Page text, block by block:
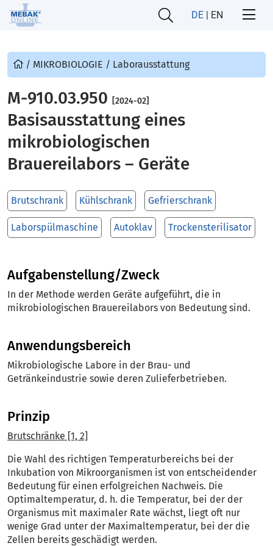
DE | EN
/ MIKROBIOLOGIE / Laborausstattung
M-910.03.950 [2024-02]
Basisausstattung eines
mikrobiologischen
Brauereilabors – Geräte
Brutschrank Kühlschrank Gefrierschrank
Laborspülmaschine Autoklav Trockensterilisator
Aufgabenstellung/Zweck
In der Methode werden Geräte aufgeführt, die in
mikrobiologischen Brauereilabors von Bedeutung sind.
Anwendungsbereich
Mikrobiologische Labore in der Brau- und
Getränkeindustrie sowie deren Zulieferbetrieben.
Prinzip
Brutschränke [1, 2]
Die Wahl des richtigen Temperaturbereichs bei der
Inkubation von Mikroorganismen ist von entscheidender
Bedeutung für einen erfolgreichen Nachweis. Die
Optimaltemperatur, d. h. die Temperatur, bei der der
Organismus mit maximaler Rate wächst, liegt oft nur
wenige Grad unter der Maximaltemperatur, bei der die
Zellen bereits geschädigt werden.